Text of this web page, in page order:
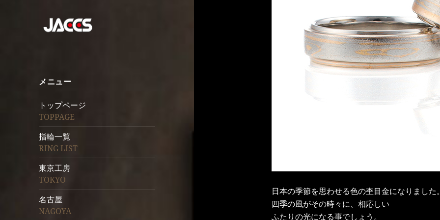
メニュー
トップページ
TOPPAGE
指輪一覧
RING LIST
東京工房
TOKYO
名古屋
NAGOYA
日本の季節を思わせる色の杢目金になりました
四季の風がその時々に、相応しい
ふたりの光になる事でしょう。